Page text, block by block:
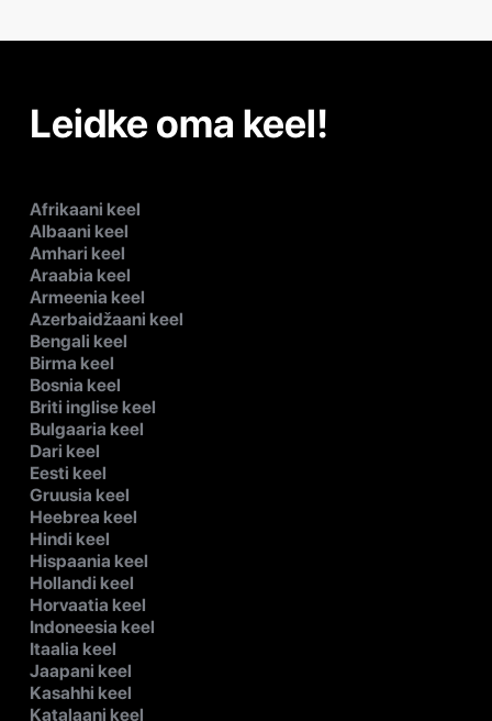
Leidke oma keel!
Afrikaani keel
Albaani keel
Amhari keel
Araabia keel
Armeenia keel
Azerbaidžaani keel
Bengali keel
Birma keel
Bosnia keel
Briti inglise keel
Bulgaaria keel
Dari keel
Eesti keel
Gruusia keel
Heebrea keel
Hindi keel
Hispaania keel
Hollandi keel
Horvaatia keel
Indoneesia keel
Itaalia keel
Jaapani keel
Kasahhi keel
Katalaani keel